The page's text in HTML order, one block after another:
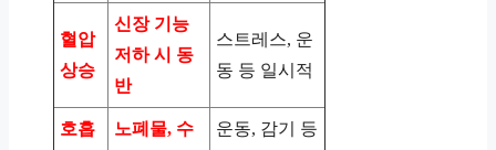
혈압
상승
신장 기능
저하 시 동
반
스트레스, 운
동 등 일시적
호흡
노폐물, 수
운동, 감기 등